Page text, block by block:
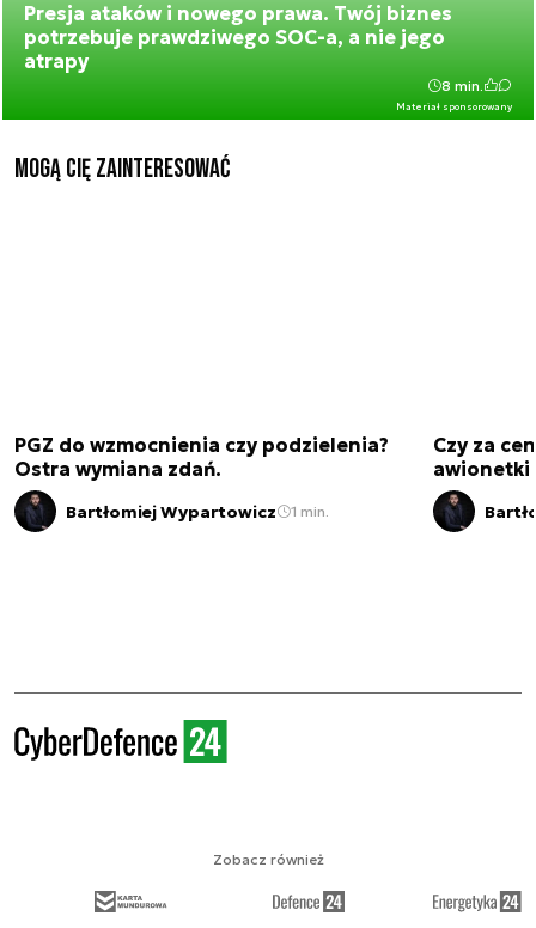
Presja ataków i nowego prawa. Twój biznes
potrzebuje prawdziwego SOC-a, a nie jego
atrapy
Materiał sponsorowany
8 min.
Mogą Cię zainteresować
PGZ do wzmocnienia czy podzielenia?
Ostra wymiana zdań.
Bartłomiej Wypartowicz 1 min.
Czy za
awionetki
Zobacz również